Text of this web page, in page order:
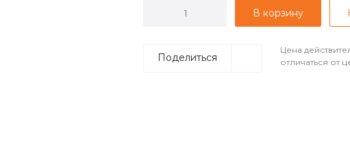
В корзину
Поделиться
Цена
отличаться от